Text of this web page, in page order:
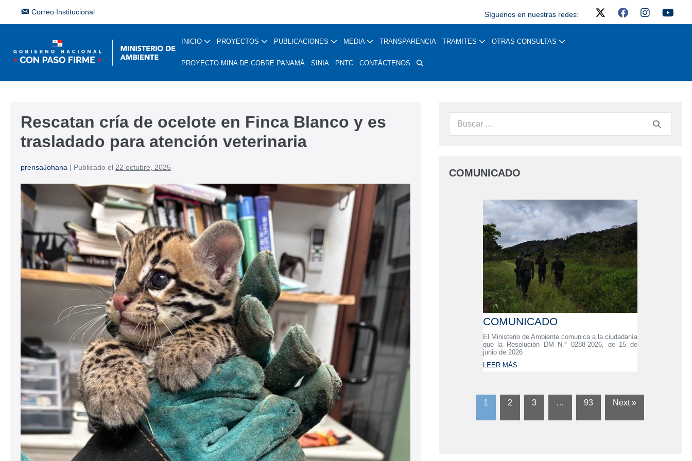
Correo Institucional Síguenos en nuestras redes:
INICIO PROYECTOS PUBLICACIONES MEDIA TRANSPARENCIA TRAMITES OTRAS CONSULTAS
PROYECTO MINA DE COBRE PANAMÁ SINIA PNTC CONTÁCTENOS
Rescatan cría de ocelote en Finca Blanco y es
trasladado para atención veterinaria
prensaJohana | Publicado el 22 octubre, 2025 COMUNICADO
COMUNICADO
El Ministerio de Ambiente comunica a la ciudadanía
que la Resolución DM N.° 0288-2026, de 15 de
junio de 2026
LEER MÁS
1 2 3 … 93 Next »